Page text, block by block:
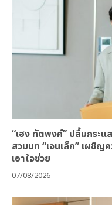
“เฮง ทัตพงศ์” ปลื้มกระแ
สวมบท “เจนเล็ก” เผชิ
เอาใจช่วย
07/08/2026